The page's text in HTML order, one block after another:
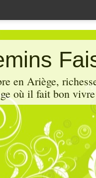
en Ariège,
où il fait bon vivre